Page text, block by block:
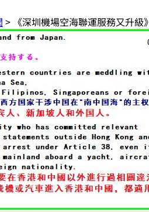
> 《深圳機場空海聯運服務又升級》